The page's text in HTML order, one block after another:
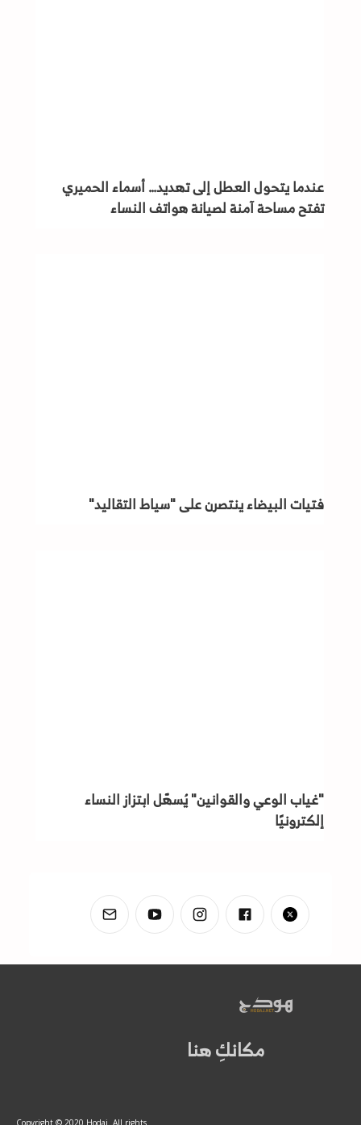
عندما يتحول العطل إلى تهديد… أسماء الحميري
تفتح مساحة آمنة لصيانة هواتف النساء
فتيات البيضاء ينتصرن على "سياط التقاليد"
"غياب الوعي والقوانين" يُسهّل ابتزاز النساء
إلكترونيًا
مكانكِ هنا